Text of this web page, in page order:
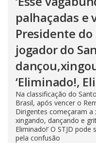
palhaçadas e
Presidente
jogador do
‘Eliminado!,
Na classificação do
Brasil, após vencer o
Dirigentes começaram a
xingando, dançando e
Eliminado!’ O STJD
pela confusão